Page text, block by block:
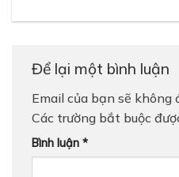
Để lại một bình luận
Email của bạn sẽ không
Các trường bắt buộc
Bình luận *